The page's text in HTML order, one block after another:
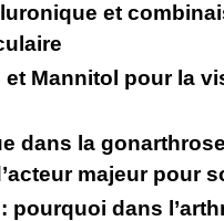
et
Mannitol pour la
dans la
majeur pour
pourquoi dans